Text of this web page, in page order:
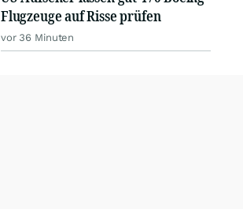
Flugzeuge auf Risse prüfen
vor 36 Minuten